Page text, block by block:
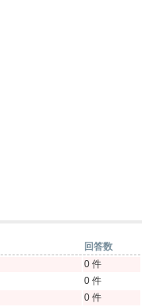
回答数
0 件
0 件
0 件